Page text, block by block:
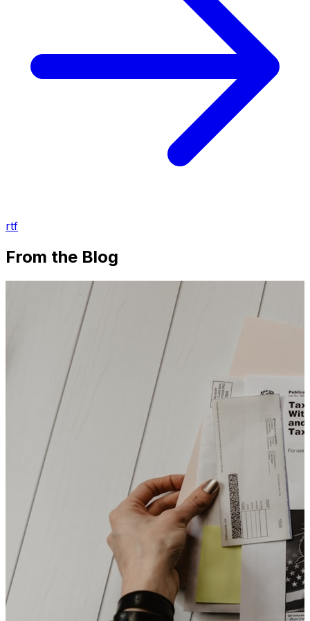
rtf
From the Blog